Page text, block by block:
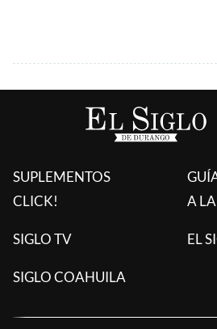
SUPLEMENTOS
CLICK!
A
SIGLO TV EL
SIGLO COAHUILA